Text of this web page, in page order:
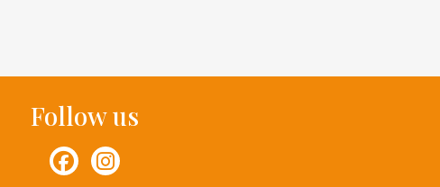
Follow us